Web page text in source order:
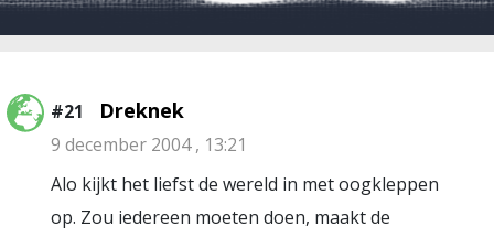
#21 Dreknek
9 december 2004 , 13:21
Alo kijkt het liefst de wereld in met oogkleppen
op. Zou iedereen moeten doen, maakt de